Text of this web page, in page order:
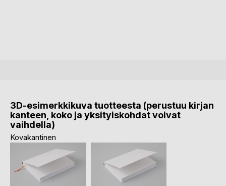
3D-esimerkkikuva tuotteesta (perustuu kirjan
kanteen, koko ja yksityiskohdat voivat
vaihdella)
Kovakantinen